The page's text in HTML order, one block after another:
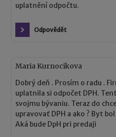
uplatnění odpočtu.
Odpovědět
Maria Kurnocikova
Dobrý deň . Prosím o radu .
uplatnila si odpočet DPH.
svojmu bývaniu. Teraz do
upravovať DPH a ako ? Byt
Aká bude DpH pri predaji